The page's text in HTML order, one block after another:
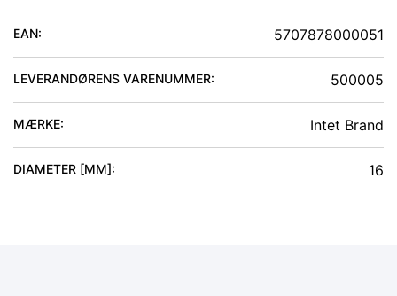
EAN: 5707878000051
LEVERANDØRENS VARENUMMER: 500005
MÆRKE: Intet Brand
DIAMETER [MM]: 16